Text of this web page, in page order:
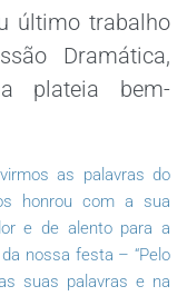
último trabalho
Dramática,
plateia bem-
as palavras do
honrou com a sua
e de alento para a
nossa festa – “Pelo
suas palavras e na